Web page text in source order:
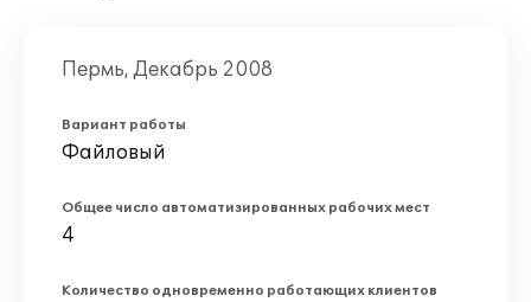
Пермь, Декабрь 2008
Вариант работы
Файловый
Общее число автоматизированных рабочих мест
4
Количество одновременно работающих клиентов